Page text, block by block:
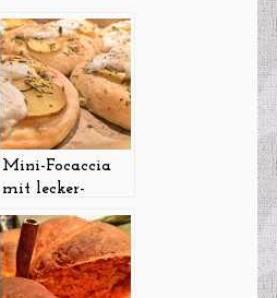
Mini-Focaccia
mit lecker-
schmecker-Belag